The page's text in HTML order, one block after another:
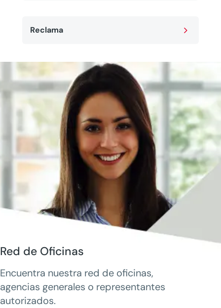
Reclama 5
Red de Oficinas
Encuentra nuestra red de oficinas,
agencias generales o representantes
autorizados.